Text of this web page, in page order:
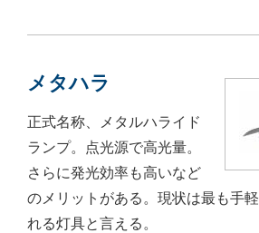
メタハラ
正式名称、メタルハライド
ランプ。点光源で高光量。
さらに発光効率も高いなど
のメリットがある。現状は最も手
れる灯具と言える。